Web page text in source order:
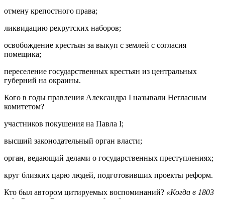
отмену крепостного права;
ликвидацию рекрутских наборов;
освобождение крестьян за выкуп с землей с согласия
помещика;
переселение государственных крестьян из центральных
губерний на окраины.
Кого в годы правления Александра I называли Негласным
комитетом?
участников покушения на Павла I;
высший законодательный орган власти;
орган, ведающий делами о государственных преступлениях;
круг близких царю людей, подготовивших проекты реформ.
Кто был автором цитируемых воспоминаний? «Когда в 1803